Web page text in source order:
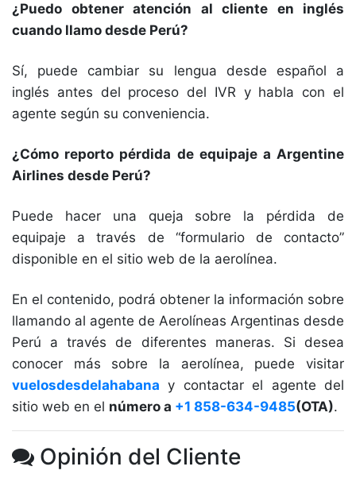
¿Puedo obtener atención al cliente en inglés
cuando llamo desde Perú?
Sí, puede cambiar su lengua desde español a
inglés antes del proceso del IVR y habla con el
agente según su conveniencia.
¿Cómo reporto pérdida de equipaje a Argentine
Airlines desde Perú?
Puede hacer una queja sobre la pérdida de
equipaje a través de “formulario de contacto”
disponible en el sitio web de la aerolínea.
En el contenido, podrá obtener la información sobre
llamando al agente de Aerolíneas Argentinas desde
Perú a través de diferentes maneras. Si desea
conocer más sobre la aerolínea, puede visitar
vuelosdesdelahabana y contactar el agente del
sitio web en el número a +1 858-634-9485(OTA).
Opinión del Cliente